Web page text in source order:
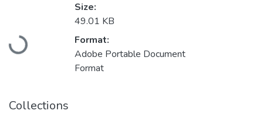
Loading...
Size:
49.01 KB
Format:
Adobe Portable Document
Format
Collections